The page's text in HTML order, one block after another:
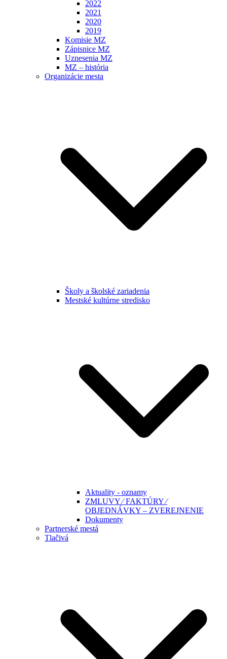
2022
2021
2020
2019
Komisie MZ
Zápisnice MZ
Uznesenia MZ
MZ – história
Organizácie mesta
Školy a školské zariadenia
Mestské kultúrne stredisko
Aktuality - oznamy
ZMLUVY ⁄ FAKTÚRY ⁄
OBJEDNÁVKY – ZVEREJNENIE
Dokumenty
Partnerské mestá
Tlačivá